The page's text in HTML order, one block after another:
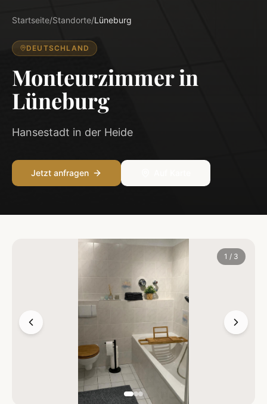
Startseite/Standorte/Lüneburg
DEUTSCHLAND
Monteurzimmer in
Lüneburg
Hansestadt in der Heide
Jetzt anfragen
1 / 3